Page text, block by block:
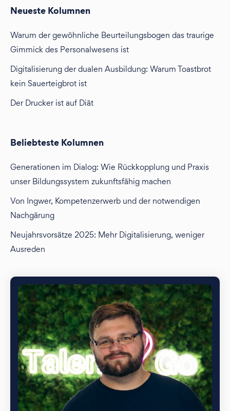
Neueste Kolumnen
Warum der gewöhnliche Beurteilungsbogen das traurige
Gimmick des Personalwesens ist
Digitalisierung der dualen Ausbildung: Warum Toastbrot
kein Sauerteigbrot ist
Der Drucker ist auf Diät
Beliebteste Kolumnen
Generationen im Dialog: Wie Rückkopplung und Praxis
unser Bildungssystem zukunftsfähig machen
Von Ingwer, Kompetenzerwerb und der notwendigen
Nachgärung
Neujahrsvorsätze 2025: Mehr Digitalisierung, weniger
Ausreden